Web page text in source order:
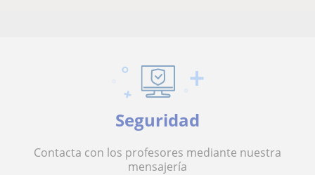
Seguridad
Contacta con los profesores mediante nuestra
mensajería